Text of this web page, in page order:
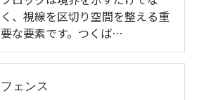
く、視線を区切り空間を整える重
要な要素です。つくば…
フェンス